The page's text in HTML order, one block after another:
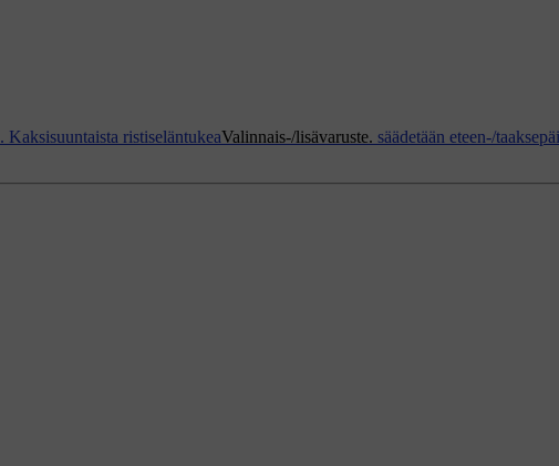
. Kaksisuuntaista ristiseläntukeaValinnais-/lisävaruste. säädetään eteen-/